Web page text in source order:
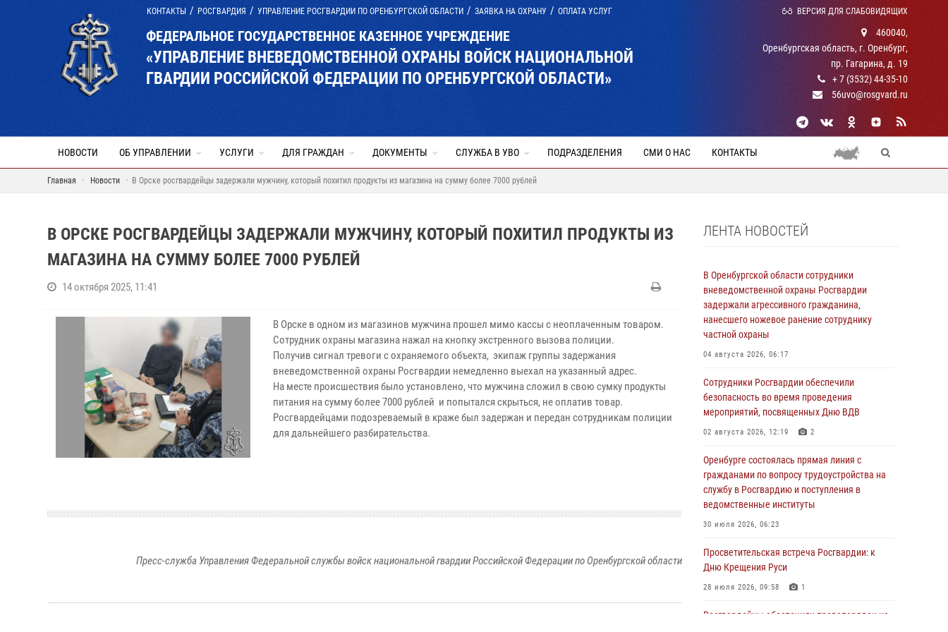
КОНТАКТЫ РОСГВАРДИЯ УПРАВЛЕНИЕ РОСГВАРДИИ ПО ОРЕНБУРГСКОЙ ОБЛАСТИ ЗАЯВКА НА ОХРАНУ ОПЛАТА УСЛУГ ВЕРСИЯ ДЛЯ СЛАБОВИДЯЩИХ
ФЕДЕРАЛЬНОЕ ГОСУДАРСТВЕННОЕ КАЗЕННОЕ УЧРЕЖДЕНИЕ
«УПРАВЛЕНИЕ ВНЕВЕДОМСТВЕННОЙ ОХРАНЫ ВОЙСК НАЦИОНАЛЬНОЙ
ГВАРДИИ РОССИЙСКОЙ ФЕДЕРАЦИИ ПО ОРЕНБУРГСКОЙ ОБЛАСТИ»
460040,
Оренбургская область, г. Оренбург,
пр. Гагарина, д. 19
+ 7 (3532) 44-35-10
56uvo@rosgvard.ru
НОВОСТИ ОБ УПРАВЛЕНИИ УСЛУГИ ДЛЯ ГРАЖДАН ДОКУМЕНТЫ СЛУЖБА В УВО ПОДРАЗДЕЛЕНИЯ СМИ О НАС КОНТАКТЫ
Главная Новости В Орске росгвардейцы задержали мужчину, который похитил продукты из магазина на сумму более 7000 рублей
В ОРСКЕ РОСГВАРДЕЙЦЫ ЗАДЕРЖАЛИ МУЖЧИНУ, КОТОРЫЙ ПОХИТИЛ ПРОДУКТЫ ИЗ
МАГАЗИНА НА СУММУ БОЛЕЕ 7000 РУБЛЕЙ
14 октября 2025, 11:41
В Орске в одном из магазинов мужчина прошел мимо кассы с неоплаченным товаром.
Сотрудник охраны магазина нажал на кнопку экстренного вызова полиции.
Получив сигнал тревоги с охраняемого объекта, экипаж группы задержания
вневедомственной охраны Росгвардии немедленно выехал на указанный адрес.
На месте происшествия было установлено, что мужчина сложил в свою сумку продукты
питания на сумму более 7000 рублей и попытался скрыться, не оплатив товар.
Росгвардейцами подозреваемый в краже был задержан и передан сотрудникам полиции
для дальнейшего разбирательства.
Пресс-служба Управления Федеральной службы войск национальной гвардии Российской Федерации по Оренбургской области
ЛЕНТА НОВОСТЕЙ
В Оренбургской области сотрудники
вневедомственной охраны Росгвардии
задержали агрессивного гражданина,
нанесшего ножевое ранение сотруднику
частной охраны
04 августа 2026, 06:17
Сотрудники Росгвардии обеспечили
безопасность во время проведения
мероприятий, посвященных Дню ВДВ
02 августа 2026, 12:19 2
Оренбурге состоялась прямая линия с
гражданами по вопросу трудоустройства на
службу в Росгвардию и поступления в
ведомственные институты
30 июля 2026, 06:23
Просветительская встреча Росгвардии: к
Дню Крещения Руси
28 июля 2026, 09:58 1
Росгвардейцы обеспечили правопорядок на